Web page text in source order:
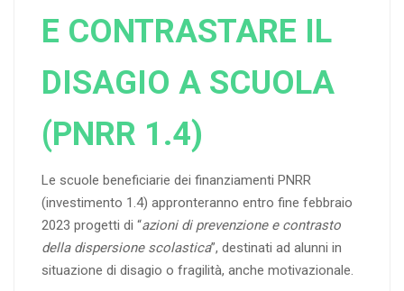
E CONTRASTARE IL
DISAGIO A SCUOLA
(PNRR 1.4)
Le scuole beneficiarie dei finanziamenti PNRR
(investimento 1.4) appronteranno entro fine febbraio
2023 progetti di “azioni di prevenzione e contrasto
della dispersione scolastica”, destinati ad alunni in
situazione di disagio o fragilità, anche motivazionale.